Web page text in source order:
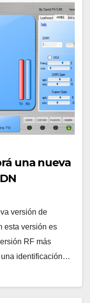
una nueva
versión de
esta versión es
RF más
una identificación…